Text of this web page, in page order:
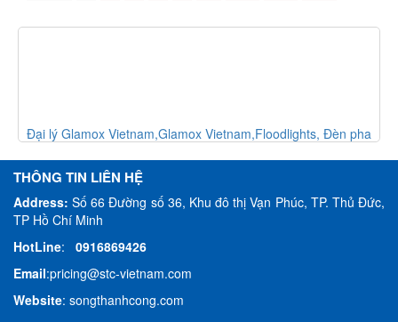
Đại lý Glamox Vietnam,Glamox Vietnam,Floodlights, Đèn pha
THÔNG TIN LIÊN HỆ
Address:Số 66 Đường số 36, Khu đô thị Vạn Phúc, TP. Thủ Đức,
TP Hồ Chí Minh
HotLine: 0916869426
Email:pricing@stc-vietnam.com
Website: songthanhcong.com